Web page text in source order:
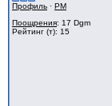
Профиль · PM
Поощрения: 17 Dgm
Рейтинг (т): 15